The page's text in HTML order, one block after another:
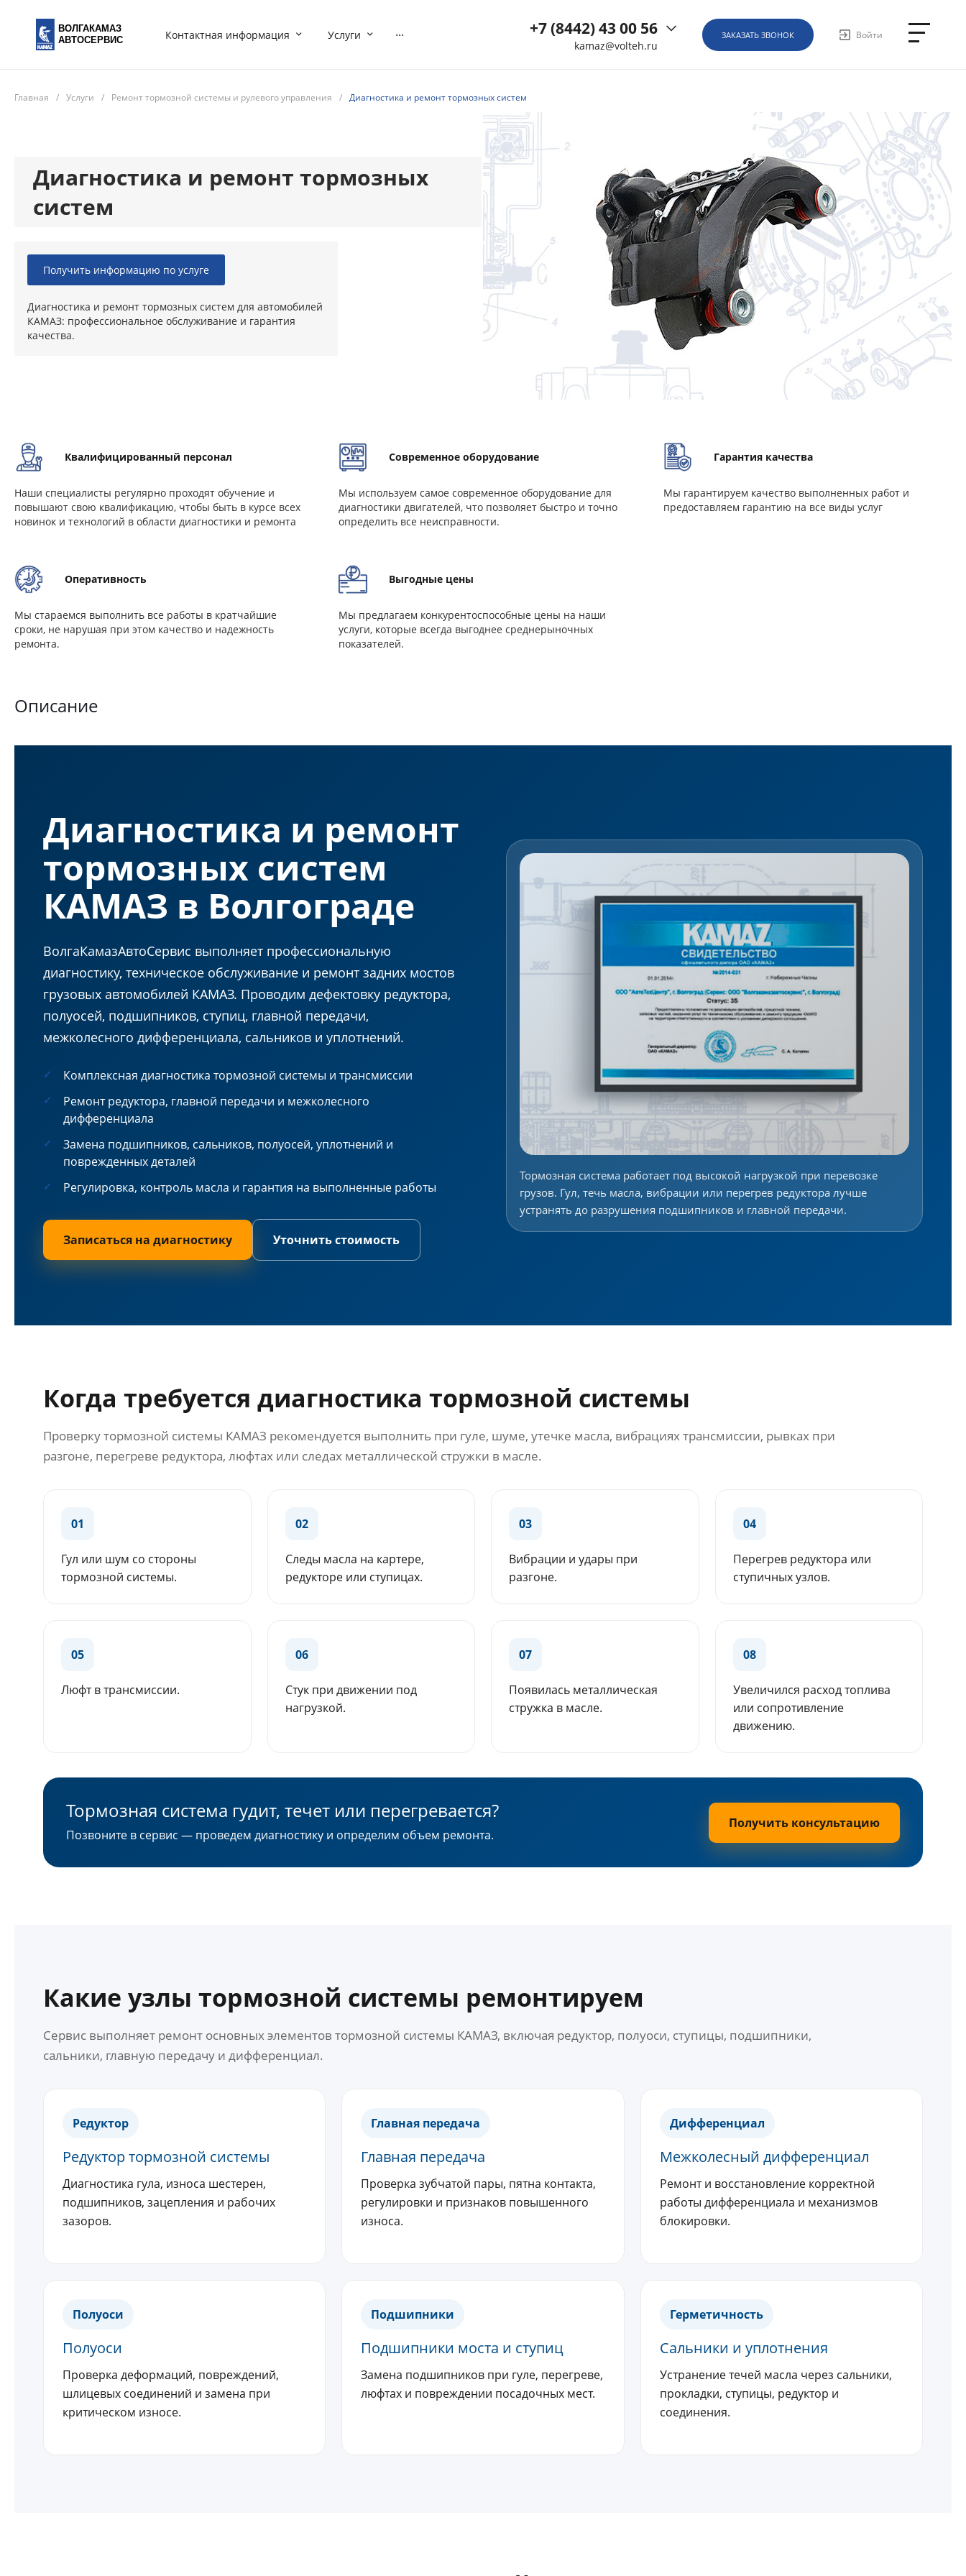
ВОЛГАКАМАЗ
АВТОСЕРВИС
Контактная информация Услуги ... +7 (8442) 43 00 56
kamaz@volteh.ru
+7 (909) 377 72 81
г. Котельниково, ул.
Северная, дом 5
Пн-Вс: 08:00-21:00 Нет
Выходной
ktl-buh@volteh.ru
kamaz@volteh.ru
ЗАКАЗАТЬ ЗВОНОК Войти
Главная / Услуги / Ремонт тормозной системы и рулевого управления / Диагностика и ремонт тормозных систем
Диагностика и ремонт тормозных
систем
Получить информацию по услуге
Диагностика и ремонт тормозных систем для автомобилей
КАМАЗ: профессиональное обслуживание и гарантия
качества.
Квалифицированный персонал
Наши специалисты регулярно проходят обучение и
повышают свою квалификацию, чтобы быть в курсе всех
новинок и технологий в области диагностики и ремонта
Современное оборудование
Мы используем самое современное оборудование для
диагностики двигателей, что позволяет быстро и точно
определить все неисправности.
Гарантия качества
Мы гарантируем качество выполненных работ и
предоставляем гарантию на все виды услуг
Оперативность
Мы стараемся выполнить все работы в кратчайшие
сроки, не нарушая при этом качество и надежность
ремонта.
Выгодные цены
Мы предлагаем конкурентоспособные цены на наши
услуги, которые всегда выгоднее среднерыночных
показателей.
Описание
Диагностика и ремонт
тормозных систем
КАМАЗ в Волгограде
ВолгаКамазАвтоСервис выполняет профессиональную
диагностику, техническое обслуживание и ремонт задних мостов
грузовых автомобилей КАМАЗ. Проводим дефектовку редуктора,
полуосей, подшипников, ступиц, главной передачи,
межколесного дифференциала, сальников и уплотнений.
Комплексная диагностика тормозной системы и трансмиссии
Ремонт редуктора, главной передачи и межколесного
дифференциала
Замена подшипников, сальников, полуосей, уплотнений и
поврежденных деталей
Регулировка, контроль масла и гарантия на выполненные работы
Записаться на диагностику Уточнить стоимость
Тормозная система работает под высокой нагрузкой при перевозке
грузов. Гул, течь масла, вибрации или перегрев редуктора лучше
устранять до разрушения подшипников и главной передачи.
Когда требуется диагностика тормозной системы
Проверку тормозной системы КАМАЗ рекомендуется выполнить при гуле, шуме, утечке масла, вибрациях трансмиссии, рывках при
разгоне, перегреве редуктора, люфтах или следах металлической стружки в масле.
01
Гул или шум со стороны
тормозной системы.
02
Следы масла на картере,
редукторе или ступицах.
03
Вибрации и удары при
разгоне.
04
Перегрев редуктора или
ступичных узлов.
05
Люфт в трансмиссии.
06
Стук при движении под
нагрузкой.
07
Появилась металлическая
стружка в масле.
08
Увеличился расход топлива
или сопротивление
движению.
Тормозная система гудит, течет или перегревается?
Позвоните в сервис — проведем диагностику и определим объем ремонта.
Получить консультацию
Какие узлы тормозной системы ремонтируем
Сервис выполняет ремонт основных элементов тормозной системы КАМАЗ, включая редуктор, полуоси, ступицы, подшипники,
сальники, главную передачу и дифференциал.
Редуктор
Редуктор тормозной системы
Диагностика гула, износа шестерен,
подшипников, зацепления и рабочих
зазоров.
Главная передача
Главная передача
Проверка зубчатой пары, пятна контакта,
регулировки и признаков повышенного
износа.
Дифференциал
Межколесный дифференциал
Ремонт и восстановление корректной
работы дифференциала и механизмов
блокировки.
Полуоси
Полуоси
Проверка деформаций, повреждений,
шлицевых соединений и замена при
критическом износе.
Подшипники
Подшипники моста и ступиц
Замена подшипников при гуле, перегреве,
люфтах и повреждении посадочных мест.
Герметичность
Сальники и уплотнения
Устранение течей масла через сальники,
прокладки, ступицы, редуктор и
соединения.